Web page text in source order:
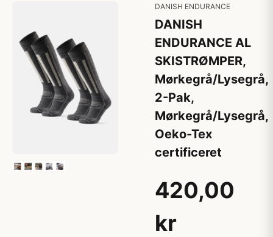
DANISH ENDURANCE
DANISH
ENDURANCE AL
SKISTRØMPER,
Mørkegrå/Lysegrå,
2-Pak,
Mørkegrå/Lysegrå,
Oeko-Tex
certificeret
420,00
kr